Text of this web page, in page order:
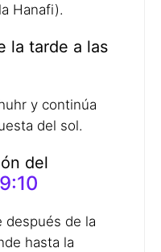
Hanafi).
la tarde a las
y continúa
del sol.
del
después de la
hasta la